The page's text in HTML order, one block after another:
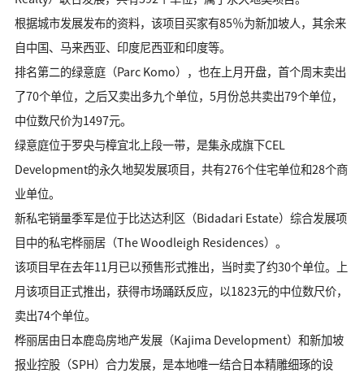
根据城市发展发布的资料，该项目买家有85％为新加坡人，其余来
自中国、马来西亚、印度尼西亚和印度等。
排名第二的绿意庭（Parc Komo），也在上月开盘，首个周末卖出
了70个单位，之后又卖出多九个单位，5月份总共卖出79个单位，
中位数尺价为1497元。
绿意庭位于罗央与樟宜北上段一带，是集永成旗下CEL
Development的永久地契发展项目，共有276个住宅单位和28个商
业单位。
新私宅销量季军是位于比达达利区（Bidadari Estate）综合发展项
目中的私宅桦丽居（The Woodleigh Residences）。
该项目早在去年11月已以预售形式推出，当时卖了约30个单位。上
月该项目正式推出，获得市场踊跃反应，以1823元的中位数尺价，
卖出74个单位。
桦丽居由日本鹿岛房地产发展（Kajima Development）和新加坡
报业控股（SPH）合力发展，是本地唯一结合日本精雕细琢的设